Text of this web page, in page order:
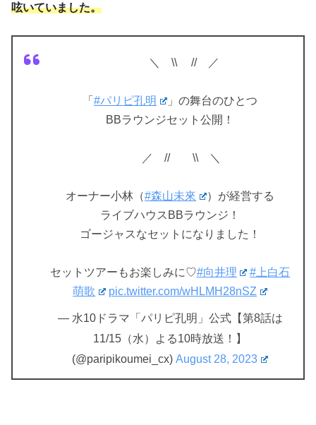
呟いていました。
⠀⠀ ＼ \\ // ／
「#パリピ孔明
」の舞台のひとつ
BBラウンジセット公開！
⠀ ／ // \\ ＼
オーナー小林（#森山未來
）が経営する
ライブハウスBBラウンジ！
ゴージャスなセットになりました！
セットツアーもお楽しみに♡#向井理
#上白石
萌歌
pic.twitter.com/wHLMH28nSZ
— 水10ドラマ「パリピ孔明」公式【第8話は
11/15（水）よる10時放送！】
(@paripikoumei_cx)August 28, 2023